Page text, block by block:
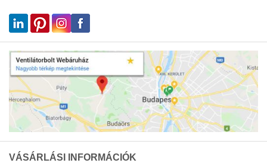
VÁSÁRLÁSI INFORMÁCIÓK